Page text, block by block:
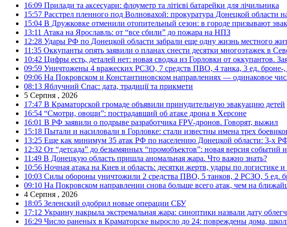
16:09 Прилади та аксесуари: флоуметр та літієві батарейки для лічильника
15:57 Расстрел пленного под Волновахой: прокуратура Донецкой области
15:04 В Дружковке отменили отопительный сезон: в городе призывают
13:11 Атака на Ярославль: от “все сбили” до пожара на НПЗ
12:28 Удары РФ по Донецкой области забрали еще одну жизнь местного
11:35 Оккупанты опять заявили о планах снести десятки многоэтажек в
10:42 Цифры есть, деталей нет: новая сводка из Горловки от оккупантов.
09:59 Уничтожены 4 вражеских РСЗО, 7 средств ПВО, 4 танка, 3 ед.
09:06 На Покровском и Константиновском направлениях — одинаковое
08:13 Яблучний Спас: дата, традиції та прикмети
5 Серпня , 2026
17:47 В Краматорской громаде объявили принудительную эвакуацию детей
16:54 “Смотри, овощи”: пострадавший об атаке дрона в Херсоне
16:01 В РФ заявили о подрыве разработчика FPV-дронов. Говорят, выжил
15:18 Пытали и насиловали в Горловке: стали известны имена трех
13:25 Еще как минимум 35 атак РФ по населению Донецкой области: 3-х
12:32 От “детсада” до безымянных “промобъектов”: новая версия событий
11:49 В Донецкую область пришла аномальная жара. Что важно знать?
10:56 Ночная атака на Киев и область: десятки жертв, удары по логистике
10:03 Силы обороны уничтожили 2 средства ПВО, 5 танков, 2 РСЗО, 5 ед.
09:10 На Покровском направлении снова больше всего атак, чем на
4 Серпня , 2026
18:05 Зеленский одобрил новые операции СБУ
17:12 Украину накрыла экстремальная жара: синоптики назвали дату
16:29 Число раненых в Краматорске выросло до 24: повреждены дома,